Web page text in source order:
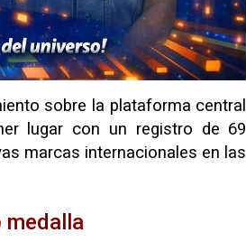
sobre la plataforma central
lugar con un registro de 69
marcas internacionales en las
medalla